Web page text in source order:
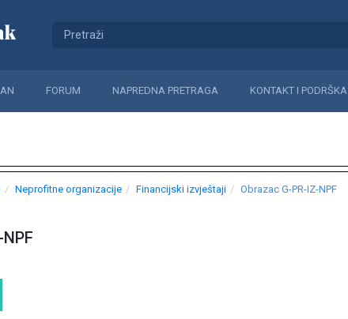
FORUM NAPREDNA PRETRAGA KONTAKT I PODRŠKA
Neprofitne organizacije Financijski izvještaji Obrazac G-PR-IZ-NPF